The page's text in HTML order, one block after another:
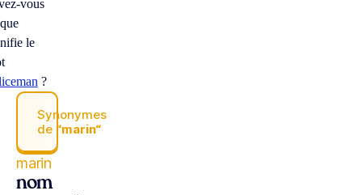
vous
le
?
Synonymes
de “marin“
marin
nom